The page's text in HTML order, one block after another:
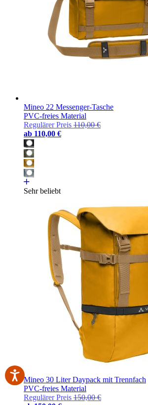
Mineo 22 Messenger-Tasche
PVC-freies Material
Regulärer Preis 110,00 €
ab 110,00 €
Sehr beliebt
Mineo 30 Liter Daypack mit Trennfach
PVC-freies Material
Regulärer Preis 150,00 €